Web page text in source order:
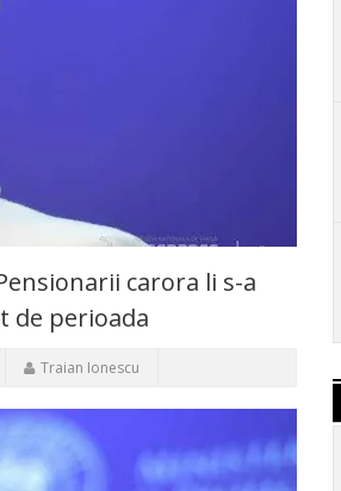
carora li s-a
de perioada
Traian Ionescu